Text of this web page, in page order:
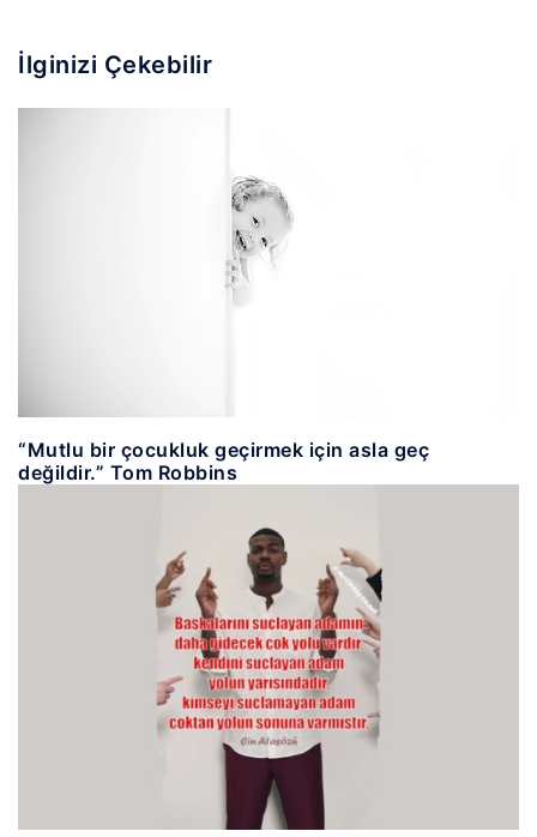
İlginizi Çekebilir
“Mutlu bir çocukluk geçirmek için asla geç
değildir.” Tom Robbins